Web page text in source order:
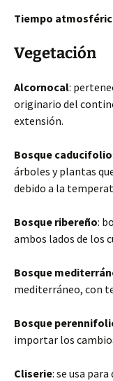
Tiempo
Vegetación
Alcornocal:
originario del
extensión.
Bosque caducifolio
árboles y plantas
debido a la
Bosque ribereño:
ambos lados de los
Bosque
mediterráneo, con
Bosque
importar los
Cliserie: se usa